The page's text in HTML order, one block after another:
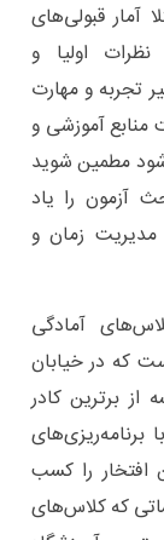
آمار قبولی‌های
اولیا و
تجربه و مهارت
آموزشی و
مطمین شوید
آزمون را یاد
زمان و
آمادگی
که در خیابان
از برترین کادر
برنامه‌ریزی‌های
افتخار را کسب
که کلاس‌های